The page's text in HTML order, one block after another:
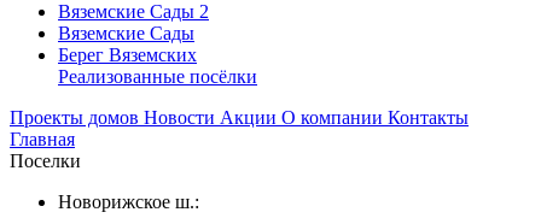
Вяземские Сады 2
Вяземские Сады
Берег Вяземскиx
Реализованные посёлки
Проекты домов Новости Акции О компании Контакты
Главная
Поселки
Новорижское ш.: